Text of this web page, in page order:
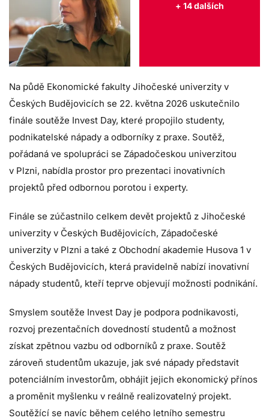
+ 14 dalších
Na půdě Ekonomické fakulty Jihočeské univerzity v
Českých Budějovicích se 22. května 2026 uskutečnilo
finále soutěže Invest Day, které propojilo studenty,
podnikatelské nápady a odborníky z praxe. Soutěž,
pořádaná ve spolupráci se Západočeskou univerzitou
v Plzni, nabídla prostor pro prezentaci inovativních
projektů před odbornou porotou i experty.
Finále se zúčastnilo celkem devět projektů z Jihočeské
univerzity v Českých Budějovicích, Západočeské
univerzity v Plzni a také z Obchodní akademie Husova 1 v
Českých Budějovicích, která pravidelně nabízí inovativní
nápady studentů, kteří teprve objevují možnosti podnikání.
Smyslem soutěže Invest Day je podpora podnikavosti,
rozvoj prezentačních dovedností studentů a možnost
získat zpětnou vazbu od odborníků z praxe. Soutěž
zároveň studentům ukazuje, jak své nápady představit
potenciálním investorům, obhájit jejich ekonomický přínos
a proměnit myšlenku v reálně realizovatelný projekt.
Soutěžící se navíc během celého letního semestru